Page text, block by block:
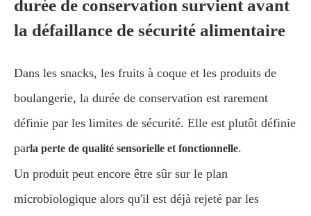
durée de conservation survient avant
la défaillance de sécurité alimentaire
Dans les snacks, les fruits à coque et les produits de
boulangerie, la durée de conservation est rarement
définie par les limites de sécurité. Elle est plutôt définie
parla perte de qualité sensorielle et fonctionnelle.
Un produit peut encore être sûr sur le plan
microbiologique alors qu'il est déjà rejeté par les